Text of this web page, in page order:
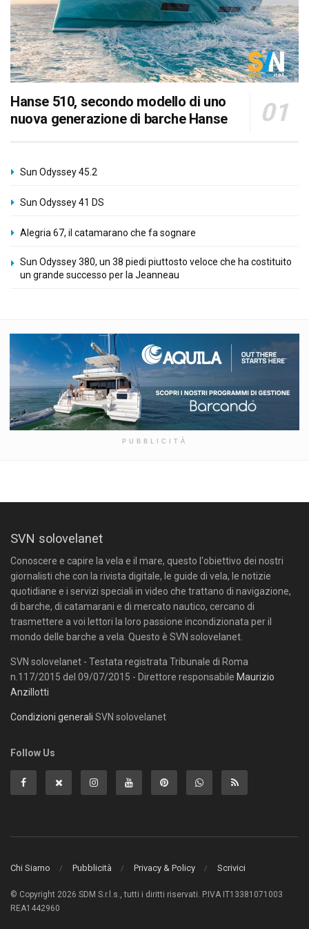
Hanse 510, secondo modello di uno
nuova generazione di barche Hanse
Sun Odyssey 45.2
Sun Odyssey 41 DS
Alegria 67, il catamarano che fa sognare
Sun Odyssey 380, un 38 piedi piuttosto veloce che ha costituito
un grande successo per la Jeanneau
PUBBLICITÀ
SVN solovelanet
Conoscere e capire la vela e il mare, questo l'obiettivo dei nostri
giornalisti che con la rivista digitale, le guide di vela, le notizie
quotidiane e i servizi speciali in video che trattano di navigazione,
di barche, di catamarani e di mercato nautico, cercano di
trasmettere a voi lettori la loro passione incondizionata per il
mondo delle barche a vela. Questo è SVN solovelanet.
SVN solovelanet - Testata registrata Tribunale di Roma
n.117/2015 del 09/07/2015 - Direttore responsabile Maurizio
Anzillotti
Condizioni generali SVN solovelanet
Follow Us
Chi Siamo Pubblicità Privacy & Policy Scrivici
© Copyright 2026 SDM S.r.l.s., tutti i diritti riservati. P.IVA IT13381071003
REA1442960